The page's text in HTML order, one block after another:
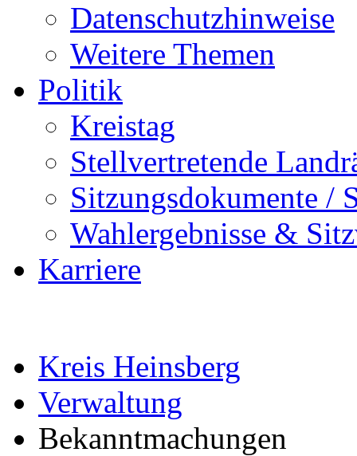
Datenschutzhinweise
Weitere Themen
Politik
Kreistag
Stellvertretende
Sitzungsdokumente /
Wahlergebnisse &
Karriere
Kreis Heinsberg
Verwaltung
Bekanntmachungen